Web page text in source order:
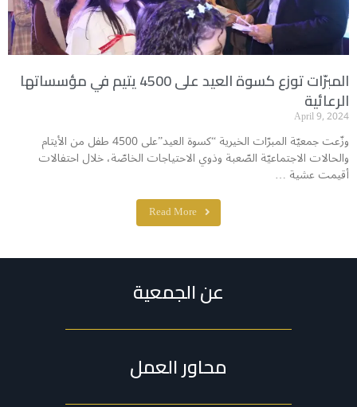
المبرّات توزع كسوة العيد على 4500 يتيم في مؤسساتها
الرعائية
April 9, 2024
وزّعت جمعيّة المبرّات الخيرية “كسوة العيد”على 4500 طفل من الأيتام
والحالات الاجتماعيّة الصّعبة وذوي الاحتياجات الخاصّة، خلال احتفالات
أقيمت عشية …
Read More
عن الجمعية
محاور العمل